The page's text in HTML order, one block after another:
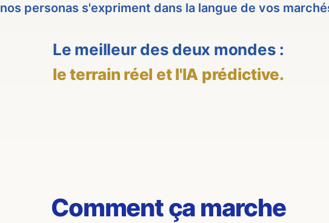
nos personas s'expriment dans la langue de vos
Le meilleur des deux mondes :
le terrain réel et l'IA prédictive.
Comment ça marche